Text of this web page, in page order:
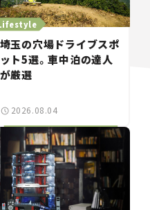
埼玉の穴場ドライブスポ
ット5選。車中泊の達人
が厳選
2026.08.04